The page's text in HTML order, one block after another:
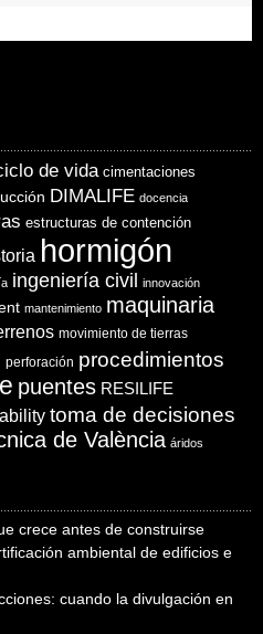
de vida cimentaciones
DIMALIFE docencia
estructuras de contención
hormigón
ingeniería civil innovación
mantenimiento maquinaria
movimiento de tierras
perforación procedimientos
puentes RESILIFE
toma de decisiones
de València áridos
crece antes de construirse
ambiental de edificios e
cuando la divulgación en